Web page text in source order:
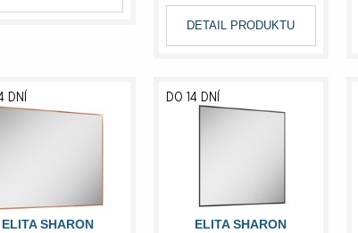
DETAIL PRODUKTU
ELITA SHARON
DNÍ
ELITA SHARON
DO 14 DNÍ